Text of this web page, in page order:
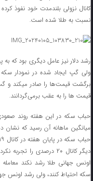
کانال نزولی بلندمدت خود نفوذ
نسبت به طلا شده است.
رشد دلار نیز عامل دیگری بود که
ولی گپ ایجاد شده در نمودار
برگشت قیمت‌ها را صادر میکند و
قیمت ها را به عقب برمی‌گردانند.
حباب سکه در این هفته روند
میانگین ماهانه آن رسید که نشان
دیگر کانال ۲۰ درصدی را
اونس جهانی طلا رشد نکند
سکه احتیاط کنند، ولی رشد اونس